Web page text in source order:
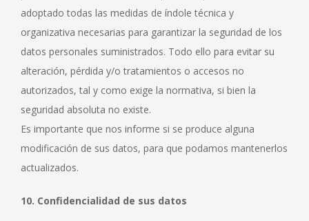
adoptado todas las medidas de índole técnica y
organizativa necesarias para garantizar la seguridad de los
datos personales suministrados. Todo ello para evitar su
alteración, pérdida y/o tratamientos o accesos no
autorizados, tal y como exige la normativa, si bien la
seguridad absoluta no existe.
Es importante que nos informe si se produce alguna
modificación de sus datos, para que podamos mantenerlos
actualizados.
10. Confidencialidad de sus datos